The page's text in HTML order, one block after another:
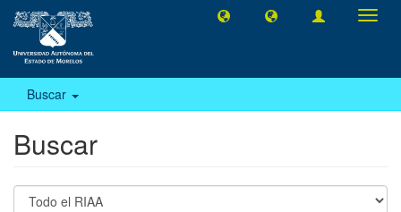
Buscar
Buscar